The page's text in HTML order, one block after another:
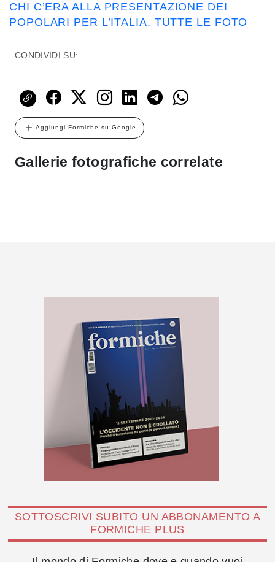
CHI C’ERA ALLA PRESENTAZIONE DEI
POPOLARI PER L’ITALIA. TUTTE LE FOTO
CONDIVIDI SU:
Aggiungi Formiche su Google
Gallerie fotografiche correlate
SOTTOSCRIVI SUBITO UN ABBONAMENTO A
FORMICHE PLUS